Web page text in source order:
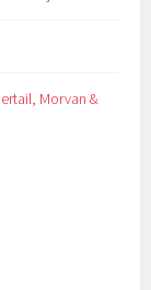
Morvan &